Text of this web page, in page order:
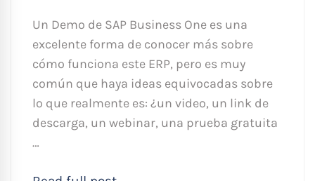
Un Demo de SAP Business One es una
excelente forma de conocer más sobre
cómo funciona este ERP, pero es muy
común que haya ideas equivocadas sobre
lo que realmente es: ¿un video, un link de
descarga, un webinar, una prueba gratuita
…